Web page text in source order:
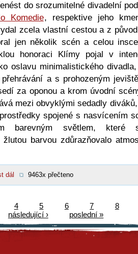
do srozumitelné divadelní
Komedie, respektive jeho
zcela vlastní cestou a z
jen několik scén a celou
honoraci Klímy pojal v
oslavu minimalistického
a s prohozeným
za oponou a krom úvodní
mezi obvyklými sedadly
spojené s nasvícením
barevným světlem, které
barvou zdůrazňovalo
dál 9463x přečteno
4 5 6 7
8
následující › poslední »